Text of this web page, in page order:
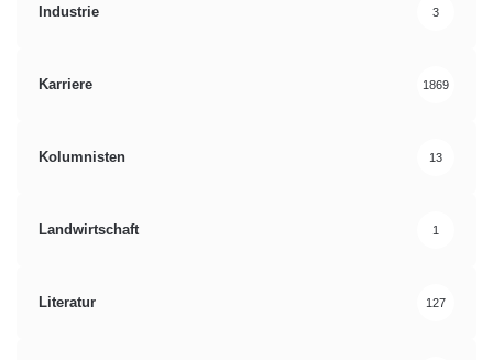
Industrie 3
Karriere 1869
Kolumnisten 13
Landwirtschaft 1
Literatur 127